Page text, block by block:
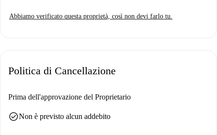
verificato personalmente questo immobile, garantendone l'affidabilità e
Donaumarina è facilmente raggiungibile, offrendo un buon accesso ai
Fusion Asia, Larte Restaurant e Heat-Restaurant & Grill, tutti nelle
Inoltre, il Seminar And Event Center Catamaran e l'Fml-Bikerclub
Abbiamo verificato questa proprietà, così non devi farlo tu.
Politica di Cancellazione
Prima dell'approvazione del Proprietario
check_circleNon è previsto alcun addebito